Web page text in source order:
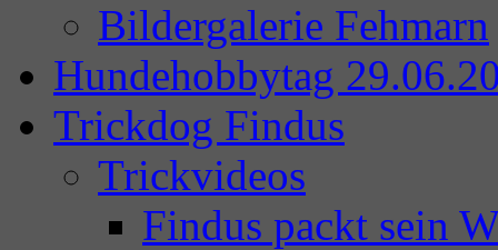
Bildergalerie Fehmarn
Hundehobbytag
Trickdog Findus
Trickvideos
Findus packt sein